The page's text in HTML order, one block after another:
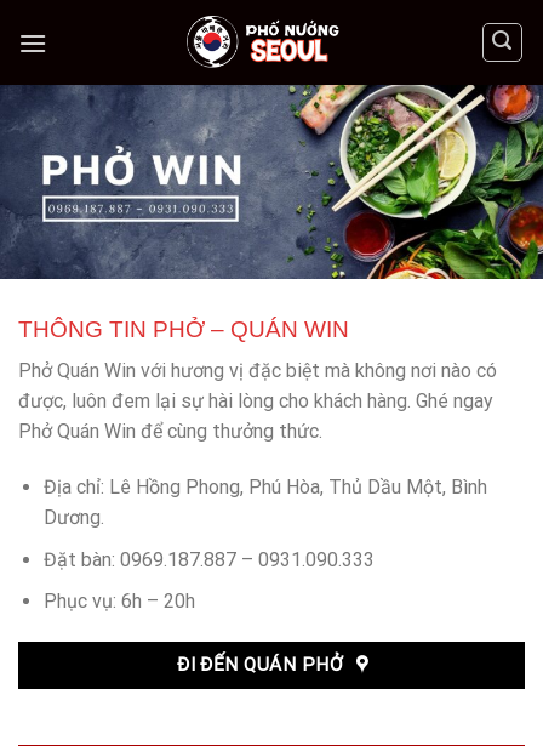
THÔNG TIN PHỞ – QUÁN WIN
Phở Quán Win với hương vị đặc biệt mà không nơi nào có
được, luôn đem lại sự hài lòng cho khách hàng. Ghé ngay
Phở Quán Win để cùng thưởng thức.
Địa chỉ: Lê Hồng Phong, Phú Hòa, Thủ Dầu Một, Bình
Dương.
Đặt bàn: 0969.187.887 – 0931.090.333
Phục vụ: 6h – 20h
ĐI ĐẾN QUÁN PHỞ